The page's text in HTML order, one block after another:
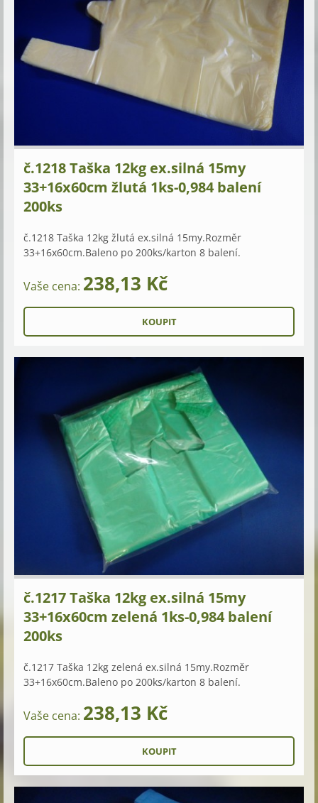
č.1218 Taška 12kg ex.silná 15my
33+16x60cm žlutá 1ks-0,984 balení
200ks
č.1218 Taška 12kg žlutá ex.silná 15my.Rozměr
33+16x60cm.Baleno po 200ks/karton 8 balení.
Vaše cena: 238,13 Kč
č.1217 Taška 12kg ex.silná 15my
33+16x60cm zelená 1ks-0,984 balení
200ks
č.1217 Taška 12kg zelená ex.silná 15my.Rozměr
33+16x60cm.Baleno po 200ks/karton 8 balení.
Vaše cena: 238,13 Kč